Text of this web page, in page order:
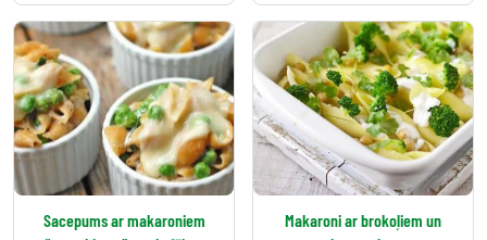
Sacepums ar makaroniem
Makaroni ar brokoļiem un